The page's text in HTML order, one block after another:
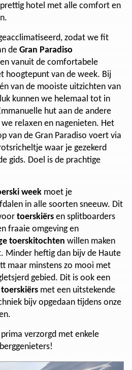
hotel met alle comfort en
zodat we fit
de Gran Paradiso
vanuit de comfortabele
hoogtepunt van de week. Bij
van de mooiste uitzichten van
kunnen we helemaal tot in
hut aan de andere
relaxen en nagenieten. Het
van de Gran Paradiso voert via
waar je gezekerd
gids. Doel is de prachtige
week moet je
in alle soorten sneeuw. Dit
toerskiërs en splitboarders
fraaie omgeving en
toerskitochten willen maken
Minder heftig dan bijv de Haute
maar minstens zo mooi met
gebied. Dit is ook een
met een uitstekende
bijv opgedaan tijdens onze
verzorgd met enkele